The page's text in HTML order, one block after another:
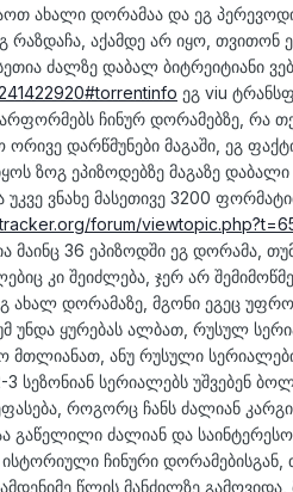
ახალი დორამაა და ეგ
აქამდე არ იყო, თვითონ
ძალზე დაბალ ბიტრეიტიანი
ეგ viu
ჩინურ დორამებზე, რა
დარწმუნები მაგაში, ეგ
ზოგ ეპიზოდებზე მაგაზე
ვნახე მასეთივე 3200
forum/
36 ეპიზოდში ეგ დორამა,
კი შეიძლება, ჯერ არ
ახალ დორამაზე, მგონი ეგეც
უნდა ყურებას ალბათ, რუსულ
მთლიანათ, ანუ რუსული
სეზონიან სერიალებს უშვებენ
როგორც ჩანს ძალიან კარგი
ძალიან და
ჩინური დორამებისგან,
წლის მანძილზე გამოვიდა,